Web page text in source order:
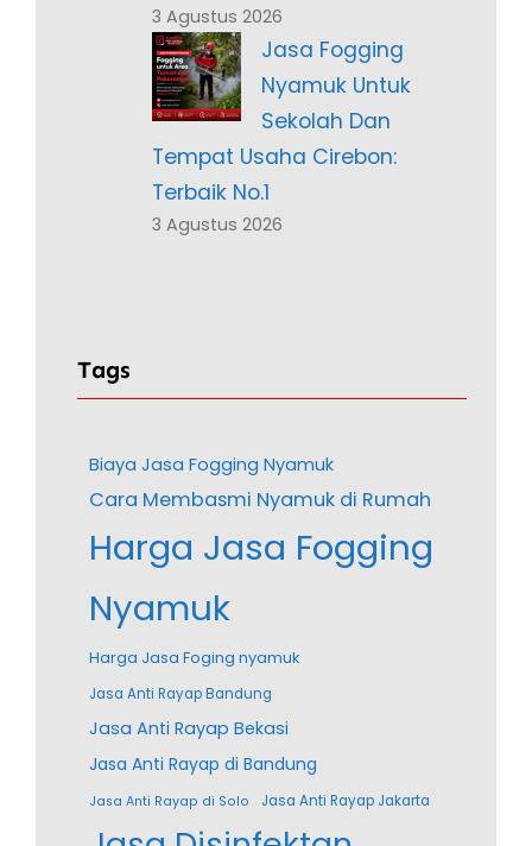
3 Agustus 2026
Jasa Fogging
Nyamuk Untuk
Sekolah Dan
Tempat Usaha Cirebon:
Terbaik No.1
3 Agustus 2026
Tags
Biaya Jasa Fogging Nyamuk
Cara Membasmi Nyamuk di Rumah
Harga Jasa Fogging
Nyamuk
Harga Jasa Foging nyamuk
Jasa Anti Rayap Bandung
Jasa Anti Rayap Bekasi
Jasa Anti Rayap di Bandung
Jasa Anti Rayap di Solo Jasa Anti Rayap Jakarta